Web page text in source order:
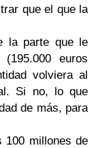
que el que la
la parte que le
euros
volviera al
Si no, lo que
de más, para
100 millones de